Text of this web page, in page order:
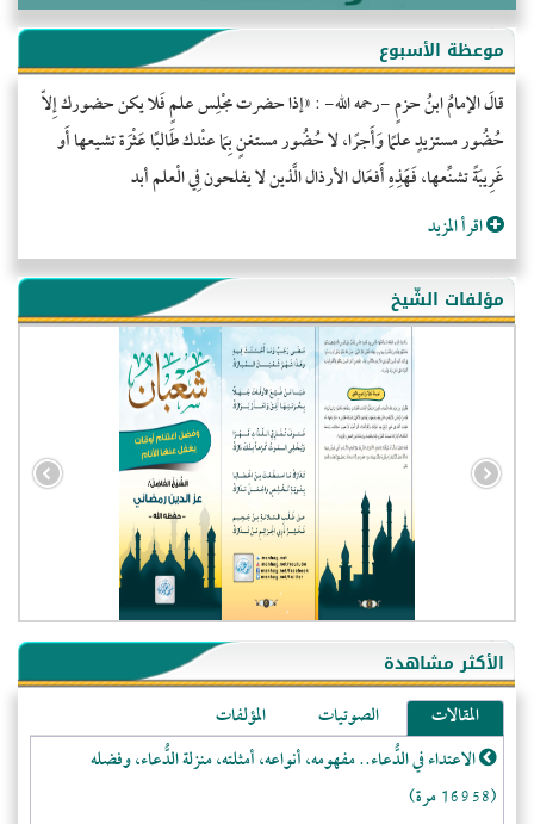
موعظة الأسبوع
قالَ الإمامُ ابنُ حزمٍ -رحمه الله- : «إذا حضرت مجْلِس علمٍ فَلا يكن حضورك إِلاّ
حُضُور مستزيدٍ علمًا وَأَجرًا، لا حُضُور مستغنٍ بِمَا عنْدك طَالبًا عَثْرَة تشيعها أَو
غَرِيبَةً تشنِّعها، فَهَذِهِ أَفعَال الأرذال الَّذين لا يفلحون فِي الْعلم أبد
اقرأ المزيد
مؤلفات الشّيخ
الأكثر مشاهدة
المقالات الصوتيات
المؤلفات
الاعتداء في الدُّعاء.. مفهومه، أنواعه، أمثلته، منزلة الدُّعاء، وفضله
(16958 مرة)
- الولايات المتحدة (72258)
- فيتنام (21498)
-غير معروف (21128)
- الصين (10600)
- كندا (10254)
- فرنسا (9107)